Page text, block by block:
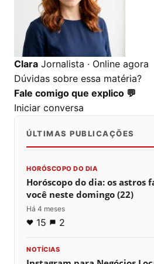
Clara Jornalista · Online agora
Dúvidas sobre essa matéria?
Fale comigo que explico 💬
Iniciar conversa
ÚLTIMAS PUBLICAÇÕES
HORÓSCOPO DO DIA
Horóscopo do dia: os astros
você neste domingo (22)
Há 4 meses
15 2
NOTÍCIAS